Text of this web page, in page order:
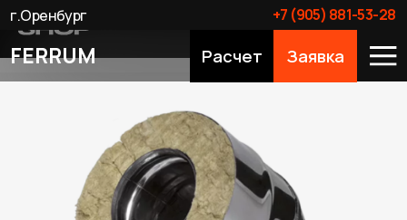
FERRUM Расчет Заявка
+7 (905) 881-53-28
г.Оренбург